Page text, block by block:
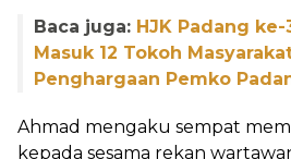
Baca juga: HJK Padang
Masuk 12 Tokoh
Penghargaan Pemko
Ahmad mengaku sempat
kepada sesama rekan